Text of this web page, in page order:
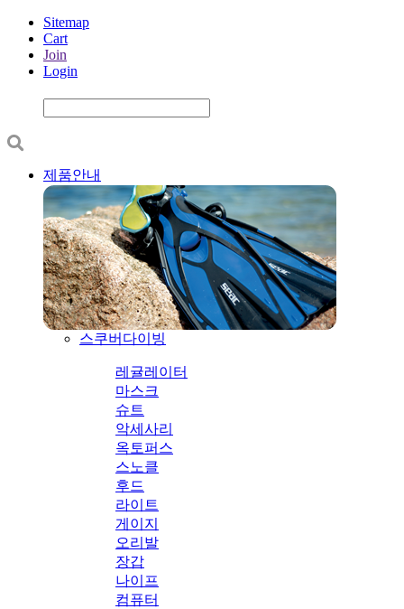
Sitemap
Cart
Join
Login
제품안내
스쿠버다이빙
레귤레이터
마스크
슈트
악세사리
옥토퍼스
스노클
후드
라이트
게이지
오리발
장갑
나이프
컴퓨터